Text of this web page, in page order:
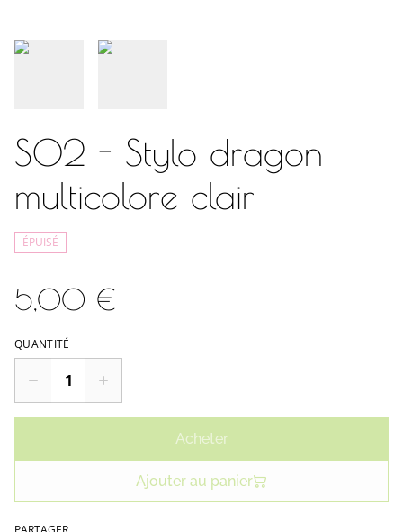
S02 - Stylo dragon
multicolore clair
ÉPUISÉ
5,00 €
QUANTITÉ
Acheter
Ajouter au panier